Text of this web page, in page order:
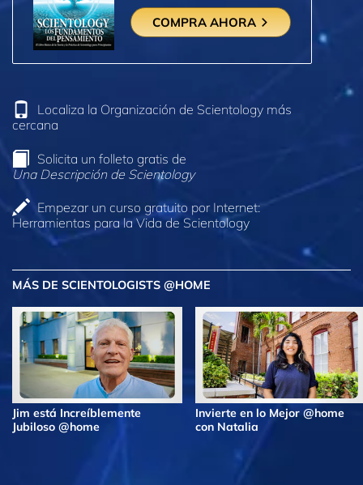
COMPRA AHORA
Localiza la Organización de Scientology más
cercana
Solicita un folleto gratis de
Una Descripción de Scientology
Empezar un curso gratuito por Internet:
Herramientas para la Vida de Scientology
MÁS DE SCIENTOLOGISTS @HOME
Jim está Increíblemente
Jubiloso @home
Invierte en lo Mejor @home
con Natalia